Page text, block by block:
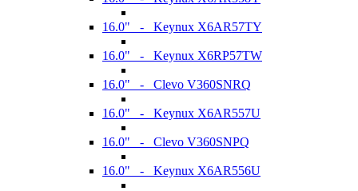
16.0" - Keynux X6AR57TY
16.0" - Keynux X6RP57TW
16.0" - Clevo V360SNRQ
16.0" - Keynux X6AR557U
16.0" - Clevo V360SNPQ
16.0" - Keynux X6AR556U